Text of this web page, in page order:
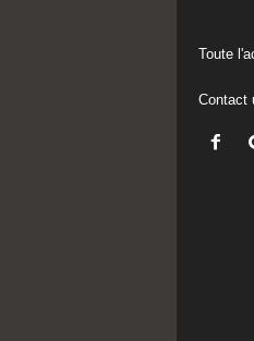
Toute
Contact